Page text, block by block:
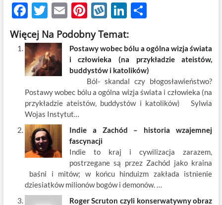
F
ac
e
b
o
o
k
T
w
itt
er
E
m
ail
Pi
nt
er
es
t
W
k
o
p
Li
k
e
dI
n
S
ar
e
Więcej Na Podobny Temat:
Postawy wobec bólu a ogólna wizja świata
i człowieka (na przykładzie ateistów,
buddystów i katolików)
Ból- skandal czy błogosławieństwo?
Postawy wobec bólu a ogólna wizja świata i człowieka (na
przykładzie ateistów, buddystów i katolików) Sylwia
Wojas Instytut…
Indie a Zachód – historia wzajemnej
fascynacji
Indie to kraj i cywilizacja zarazem,
postrzegane są przez Zachód jako kraina
baśni i mitów; w końcu hinduizm zakłada istnienie
dziesiatków milionów bogów i demonów. …
Roger Scruton czyli konserwatywny obraz